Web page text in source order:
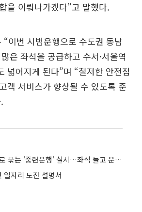
을 이뤄나가겠다”고 말했다.
“이번 시범운행으로 수도권 동남
은 좌석을 공급하고 수서·서울역
넓어지게 된다”며 “철저한 안전점
객 서비스가 향상될 수 있도록 준
KTX·SRT 한 열차로 묶는 '중련운행' 실시…좌석 늘고 운임 10% 할인
일자리 도전 설명서